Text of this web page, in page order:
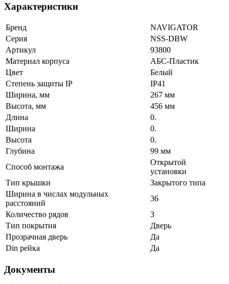
Характеристики
Бренд
NAVIGATOR
Серия
NSS-DBW
Артикул
93800
Материал корпуса
АБС-Пластик
Цвет
Белый
Степень защиты IP
IP41
Ширина, мм
267 мм
Высота, мм
456 мм
Длина
0.
Ширина
0.
Высота
0.
Глубина
99 мм
Способ монтажа
Открытой
установки
Тип крышки
Закрытого типа
Ширина в числах модульных
расстояний
36
Количество рядов
3
Тип покрытия
Дверь
Прозрачная дверь
Да
Din рейка
Да
Документы